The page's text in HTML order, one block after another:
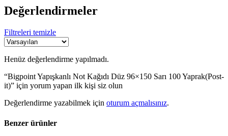
Değerlendirmeler
Filtreleri temizle
Henüz değerlendirme yapılmadı.
“Bigpoint Yapışkanlı Not Kağıdı Düz 96×150 Sarı 100 Yaprak(Post-
it)” için yorum yapan ilk kişi siz olun
Değerlendirme yazabilmek için oturum açmalısınız.
Benzer ürünler